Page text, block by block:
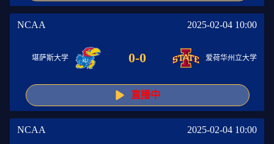
NCAA 2025-02-04 10:00
堪萨斯大学 0-0 爱荷华州立大学
直播中
NCAA 2025-02-04 10:00